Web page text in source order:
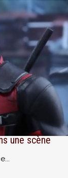
une scène